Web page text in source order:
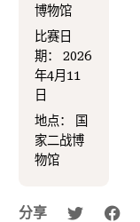
博物馆
比赛日
期：
2026
年4月11
日
地点：
国
家二战博
物馆
分享